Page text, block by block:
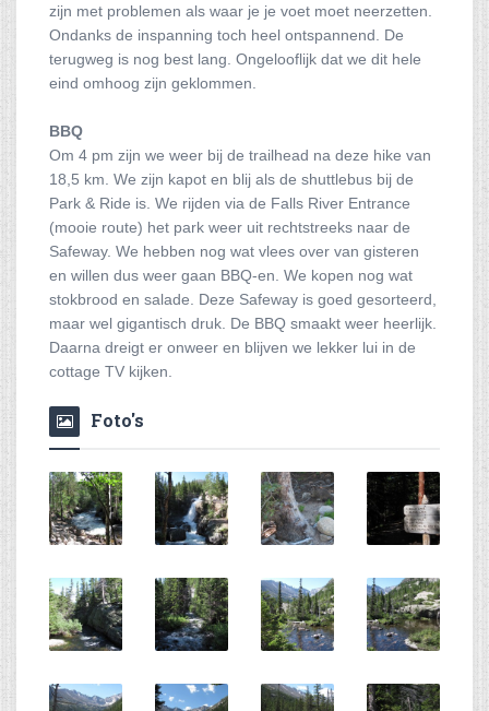
zijn met problemen als waar je je voet moet neerzetten.
Ondanks de inspanning toch heel ontspannend. De
terugweg is nog best lang. Ongelooflijk dat we dit hele
eind omhoog zijn geklommen.
BBQ
Om 4 pm zijn we weer bij de trailhead na deze hike van
18,5 km. We zijn kapot en blij als de shuttlebus bij de
Park & Ride is. We rijden via de Falls River Entrance
(mooie route) het park weer uit rechtstreeks naar de
Safeway. We hebben nog wat vlees over van gisteren
en willen dus weer gaan BBQ-en. We kopen nog wat
stokbrood en salade. Deze Safeway is goed gesorteerd,
maar wel gigantisch druk. De BBQ smaakt weer heerlijk.
Daarna dreigt er onweer en blijven we lekker lui in de
cottage TV kijken.
Foto's